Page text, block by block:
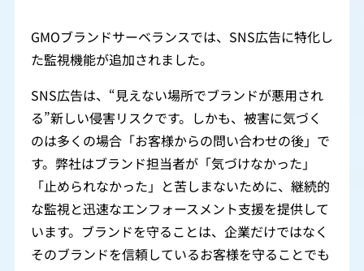
GMOブランドサーベランスでは、SNS広告に特化し
た監視機能が追加されました。
SNS広告は、“見えない場所でブランドが悪用され
る”新しい侵害リスクです。しかも、被害に気づく
のは多くの場合「お客様からの問い合わせの後」で
す。弊社はブランド担当者が「気づけなかった」
「止められなかった」と苦しまないために、継続的
な監視と迅速なエンフォースメント支援を提供して
います。ブランドを守ることは、企業だけではなく
そのブランドを信頼しているお客様を守ることでも